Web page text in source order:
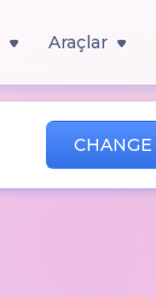
Araçlar
CHANGE